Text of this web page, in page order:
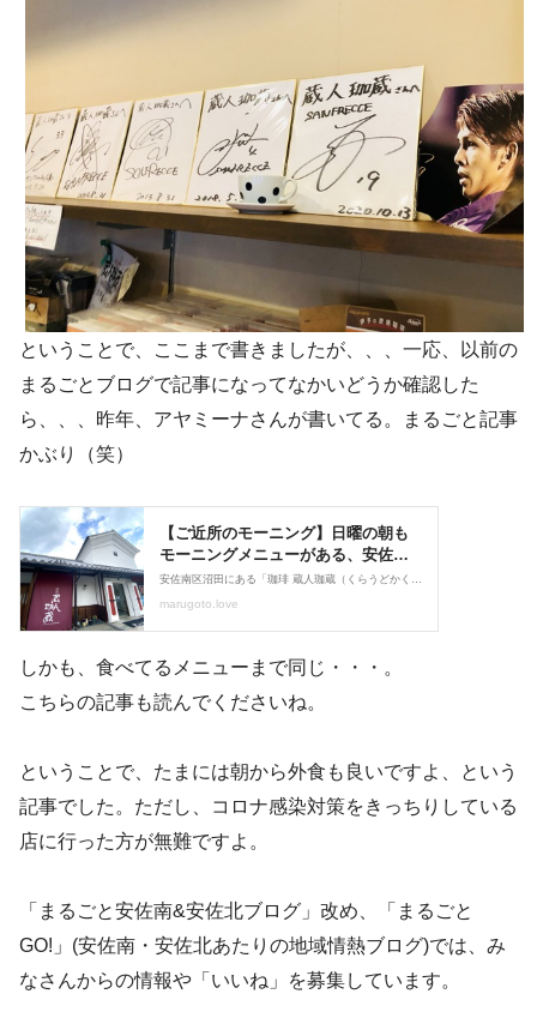
ということで、ここまで書きましたが、、、一応、以前の
まるごとブログで記事になってなかいどうか確認した
ら、、、昨年、アヤミーナさんが書いてる。まるごと記事
かぶり（笑）
しかも、食べてるメニューまで同じ・・・。
こちらの記事も読んでくださいね。
ということで、たまには朝から外食も良いですよ、という
記事でした。ただし、コロナ感染対策をきっちりしている
店に行った方が無難ですよ。
「まるごと安佐南&安佐北ブログ」改め、「まるごと
GO!」(安佐南・安佐北あたりの地域情熱ブログ)では、み
なさんからの情報や「いいね」を募集しています。